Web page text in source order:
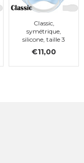
Classic,
symétrique,
silicone, taille 3
€11,00